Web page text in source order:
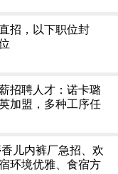
招，以下职位封
招聘人才：诺卡璐
加盟，多种工序任
儿内裤厂急招、欢
环境优雅、食宿方